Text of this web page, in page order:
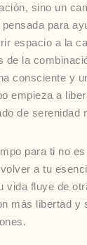
sino un
para
espacio a la
de la
consciente y
empieza a
de serenidad
para ti no
a tu
vida fluye de
más libertad y